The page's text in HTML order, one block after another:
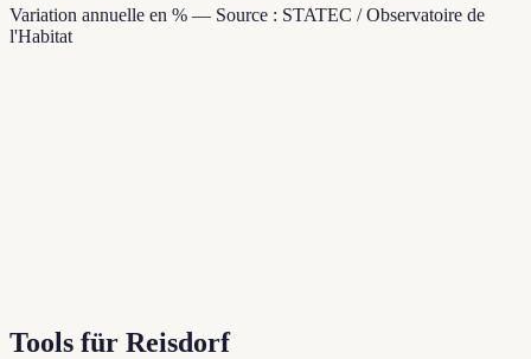
Variation annuelle en % — Source : STATEC / Observatoire de
l'Habitat
Tools für Reisdorf